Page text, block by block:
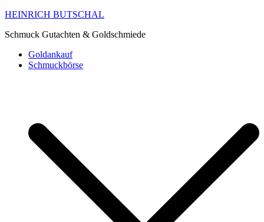
HEINRICH BUTSCHAL
Schmuck Gutachten & Goldschmiede
Goldankauf
Schmuckbörse